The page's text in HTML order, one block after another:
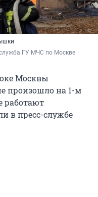
ГУ МЧС по Москве
Москвы
произошло на 1-м
работают
в пресс-службе